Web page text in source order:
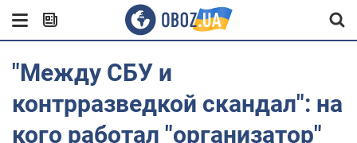
"Между СБУ и
контрразведкой скандал": на
кого работал "организатор"